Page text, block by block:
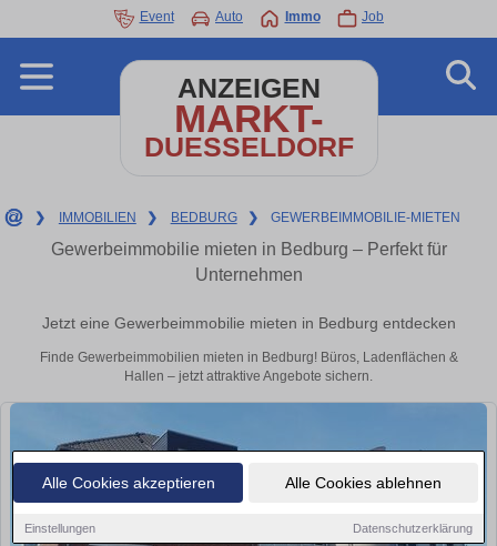
Alle Cookies akzeptieren Alle Cookies ablehnen
Einstellungen Datenschutzerklärung
Event Auto Immo Job
ANZEIGEN
MARKT-
DUESSELDORF
❯ IMMOBILIEN ❯ BEDBURG ❯ GEWERBEIMMOBILIE-MIETEN
Gewerbeimmobilie mieten in Bedburg – Perfekt für
Unternehmen
Jetzt eine Gewerbeimmobilie mieten in Bedburg entdecken
Finde Gewerbeimmobilien mieten in Bedburg! Büros, Ladenflächen &
Hallen – jetzt attraktive Angebote sichern.